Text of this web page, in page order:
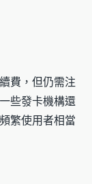
費，但仍需注
些發卡機構還
繁使用者相當